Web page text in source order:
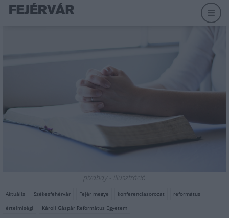
pixabay - illusztráció
Aktuális Székesfehérvár Fejér megye konferenciasorozat
református
értelmiségi
Károli Gáspár Református Egyetem